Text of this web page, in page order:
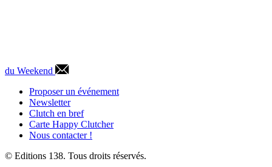
du Weekend
Proposer un événement
Newsletter
Clutch en bref
Carte Happy Clutcher
Nous contacter !
© Editions 138. Tous droits réservés.